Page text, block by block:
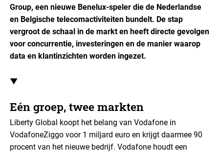
Group, een nieuwe Benelux-speler die de Nederlandse
en Belgische telecomactiviteiten bundelt. De stap
vergroot de schaal in de markt en heeft directe gevolgen
voor concurrentie, investeringen en de manier waarop
data en klantinzichten worden ingezet.
▼
Eén groep, twee markten
Liberty Global koopt het belang van Vodafone in
VodafoneZiggo voor 1 miljard euro en krijgt daarmee 90
procent van het nieuwe bedrijf. Vodafone houdt een